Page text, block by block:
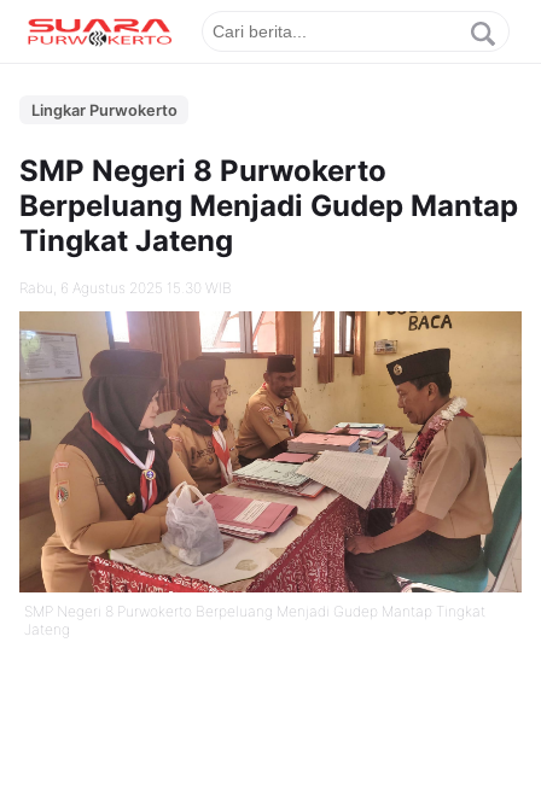
Lingkar Purwokerto
SMP Negeri 8 Purwokerto
Berpeluang Menjadi Gudep Mantap
Tingkat Jateng
Rabu, 6 Agustus 2025 15.30 WIB
SMP Negeri 8 Purwokerto Berpeluang Menjadi Gudep Mantap Tingkat
Jateng